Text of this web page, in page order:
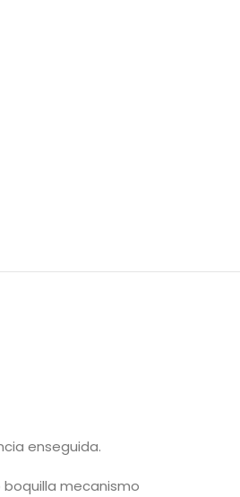
enseguida.
mecanismo